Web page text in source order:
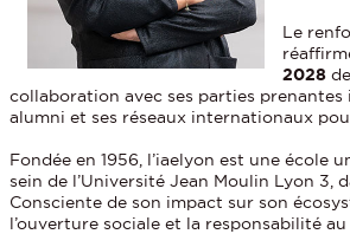
Le
2028
collaboration avec ses parties prenantes
alumni et ses réseaux internationaux
Fondée en 1956, l’iaelyon est une école
sein de l’Université Jean Moulin Lyon 3,
Consciente de son impact sur son
l’ouverture sociale et la responsabilité